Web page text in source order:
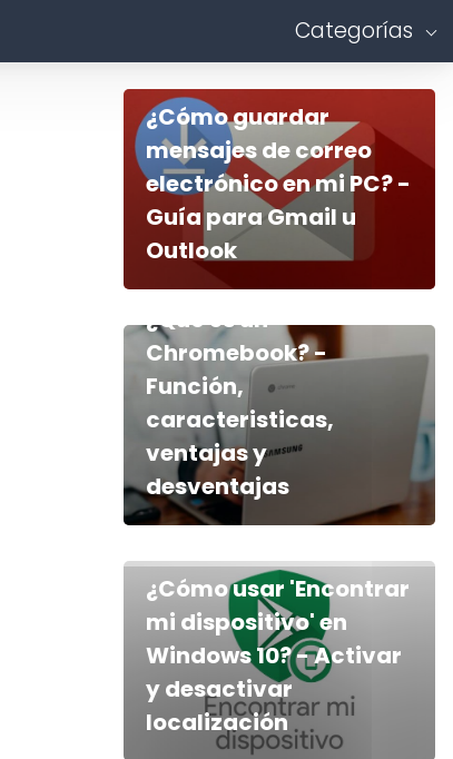
Categorías
¿Cómo guardar
mensajes de correo
electrónico en mi PC? -
Guía para Gmail u
Outlook
¿Qué es un
Chromebook? -
Función,
caracteristicas,
ventajas y
desventajas
¿Cómo usar 'Encontrar
mi dispositivo' en
Windows 10? - Activar
y desactivar
localización